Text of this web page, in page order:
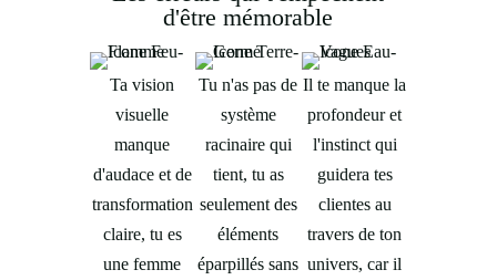
d'être mémorable
Ta vision
visuelle
manque
d'audace et de
transformation
claire, tu es
une femme
Tu n'as pas de
système
racinaire qui
tient, tu as
seulement des
éléments
éparpillés sans
Il te manque la
profondeur et
l'instinct qui
guidera tes
clientes au
travers de ton
univers, car il